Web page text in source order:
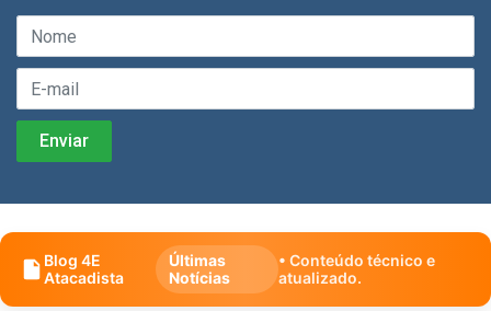
Blog 4E
Atacadista
Últimas
Notícias
• Conteúdo técnico e
atualizado.